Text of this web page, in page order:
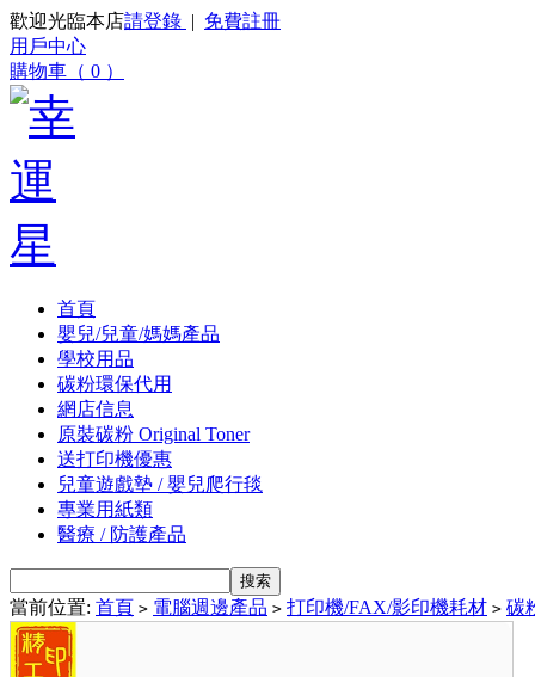
歡迎光臨本店請登錄 | 免費註冊
用戶中心
購物車（ 0 ）
首頁
嬰兒/兒童/媽媽產品
學校用品
碳粉環保代用
網店信息
原裝碳粉 Original Toner
送打印機優惠
兒童遊戲墊 / 嬰兒爬行毯
專業用紙類
醫療 / 防護產品
當前位置: 首頁 > 電腦週邊產品 > 打印機/FAX/影印機耗材 > 碳